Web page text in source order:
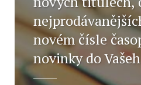
novém čísle
novinky do